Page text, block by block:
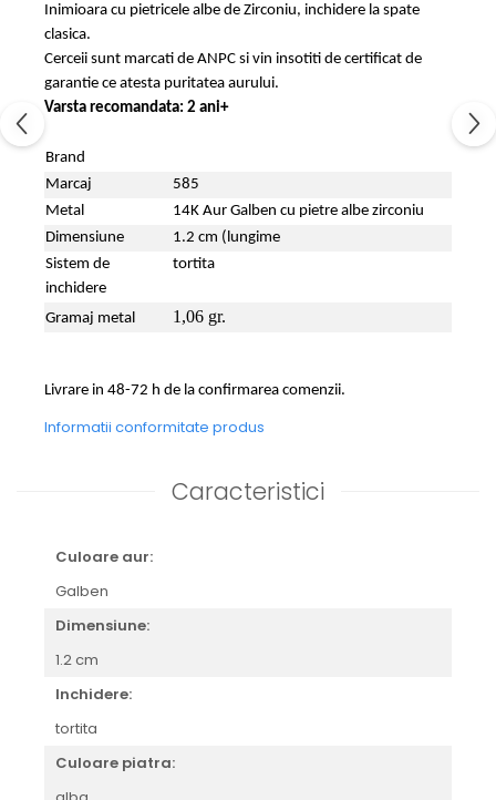
Inimioara cu pietricele albe de Zirconiu, inchidere la spate
clasica.
Cerceii sunt marcati de ANPC si vin insotiti de certificat de
garantie ce atesta puritatea aurului.
Varsta recomandata: 2 ani+
Brand
Marcaj
585
Metal
14K Aur Galben cu pietre albe zirconiu
Dimensiune
1.2 cm (lungime
Sistem de
inchidere
tortita
Gramaj metal 1,06 gr.
Livrare in 48-72 h de la confirmarea comenzii.
Informatii conformitate produs
Caracteristici
Culoare aur:
Galben
Dimensiune:
1.2 cm
Inchidere:
tortita
Culoare piatra: